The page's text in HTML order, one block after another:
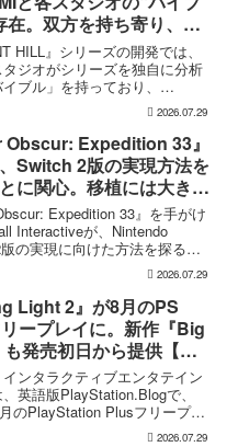
在。双方を持ち寄り、重
る
HILL』シリーズの開発では、
ジオがシリーズを独自に分析
ブル」を持っており、
側でもユーザー調査や過去作品
もとにバイブルを作成してい
はそれらの資料を持ち寄り、作
の要素を...
2026.07.29
Obscur: Expedition 33』
Switch 2版の実現方法を
に関心。移植には大きな
題
Expedition 33』を手がけ
Interactiveが、Nintendo
の実現に向けた方法を探るこ
を示した。ただ、現時点で何か
るにはまだ早いとしてお...2026.07.29
Light 2』が8月のPS
ープレイに。新作『Big
発売初日から提供【海
インタラクティブエンタテイン
英語版PlayStation.Blogで、
のPlayStation Plusフリープレ
『Dying Light 2 Stay Human:
2026.07.29